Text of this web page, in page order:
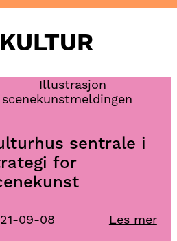
sentrale i
for
09-08 Les mer